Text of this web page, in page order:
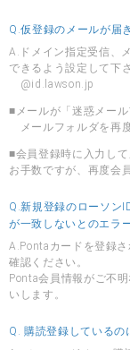
Q.仮登録のメールが届
A.ドメイン指定受信、
できるよう設定して下さ
@id.lawson.jp
■メールが「迷惑メー
メールフォルダを再
■会員登録時に入力し
お手数ですが、再度会
Q.新規登録のローソン
が一致しないとのエラ
A.Pontaカードを登録
確認ください。
Ponta会員情報がご不
いします。
Q. 購読登録しているの